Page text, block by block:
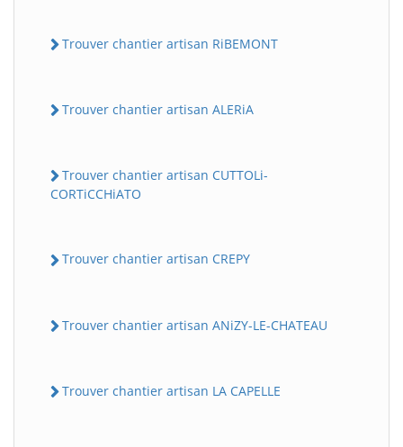
Trouver chantier artisan RiBEMONT
Trouver chantier artisan ALERiA
Trouver chantier artisan CUTTOLi-
CORTiCCHiATO
Trouver chantier artisan CREPY
Trouver chantier artisan ANiZY-LE-CHATEAU
Trouver chantier artisan LA CAPELLE